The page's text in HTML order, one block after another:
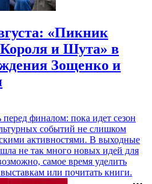
«Пикник
и Шута» в
Зощенко и
финалом: пока идет сезон
событий не слишком
активностями. В выходные
не так много новых идей для
самое время уделить
или почитать книги.